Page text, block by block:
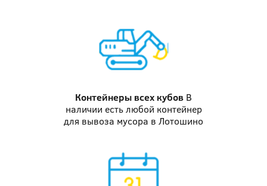
Контейнеры всех кубов В
наличии есть любой контейнер
для вывоза мусора в Лотошино